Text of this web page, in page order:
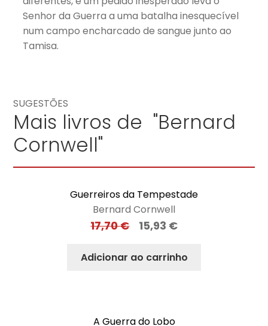
Senhor da Guerra a uma batalha inesquecível
num campo encharcado de sangue junto ao
Tamisa.
SUGESTÕES
Mais livros de "Bernard
Cornwell"
Guerreiros da Tempestade
Bernard Cornwell
17,70€ 15,93 €
Adicionar ao carrinho
A Guerra do Lobo